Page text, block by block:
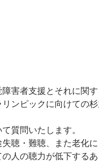
害者支援とそれに関
ンピックに向けての
質問いたします。
聴・難聴、また老化
人の聴力が低下する